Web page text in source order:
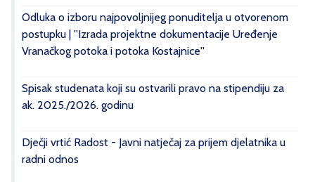
Odluka o izboru najpovoljnijeg ponuditelja u otvorenom
postupku | ''Izrada projektne dokumentacije Uređenje
Vranačkog potoka i potoka Kostajnice''
Spisak studenata koji su ostvarili pravo na stipendiju za
ak. 2025./2026. godinu
Dječji vrtić Radost - Javni natječaj za prijem djelatnika u
radni odnos